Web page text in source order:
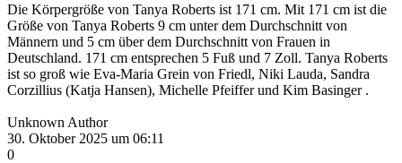
Die Körpergröße von Tanya Roberts ist 171 cm. Mit 171 cm ist die
Größe von Tanya Roberts 9 cm unter dem Durchschnitt von
Männern und 5 cm über dem Durchschnitt von Frauen in
Deutschland. 171 cm entsprechen 5 Fuß und 7 Zoll. Tanya Roberts
ist so groß wie Eva-Maria Grein von Friedl, Niki Lauda, Sandra
Corzillius (Katja Hansen), Michelle Pfeiffer und Kim Basinger .
Unknown Author
30. Oktober 2025 um 06:11
0